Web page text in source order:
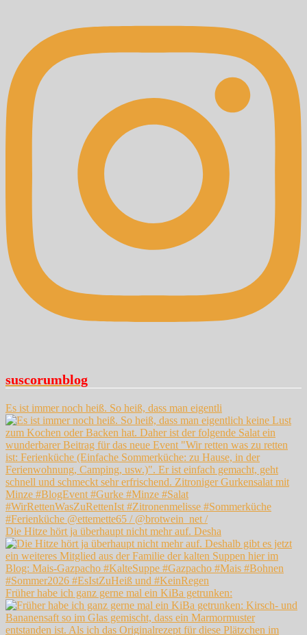
suscorumblog
Es ist immer noch heiß. So heiß, dass man eigentli
Die Hitze hört ja überhaupt nicht mehr auf. Desha
Früher habe ich ganz gerne mal ein KiBa getrunken: